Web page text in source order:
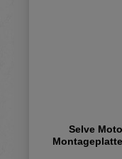
Selve